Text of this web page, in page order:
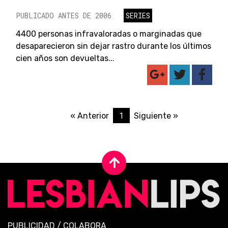
PUBLICADO ANTES DE 2006
SERIES
4400 personas infravaloradas o marginadas que
desaparecieron sin dejar rastro durante los últimos
cien años son devueltas...
« Anterior 1 Siguiente »
PUBLICIDAD / COLABORA